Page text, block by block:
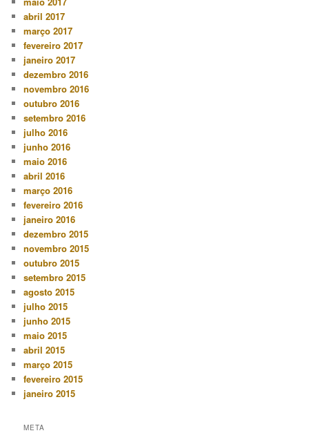
abril 2017
março 2017
fevereiro 2017
janeiro 2017
dezembro 2016
novembro 2016
outubro 2016
setembro 2016
julho 2016
junho 2016
maio 2016
abril 2016
março 2016
fevereiro 2016
janeiro 2016
dezembro 2015
novembro 2015
outubro 2015
setembro 2015
agosto 2015
julho 2015
junho 2015
maio 2015
abril 2015
março 2015
fevereiro 2015
janeiro 2015
META